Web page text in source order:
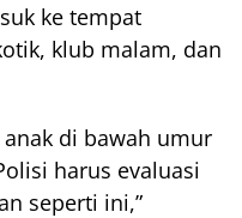
ke tempat
klub malam, dan
di bawah umur
harus evaluasi
seperti ini,”